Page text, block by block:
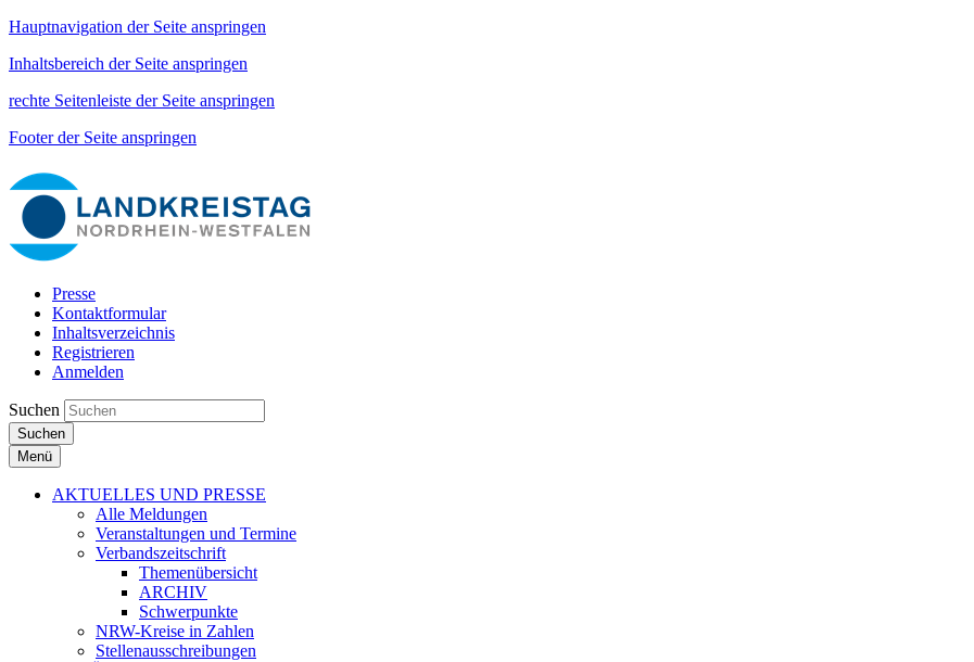
Hauptnavigation der Seite anspringen
Inhaltsbereich der Seite anspringen
rechte Seitenleiste der Seite anspringen
Footer der Seite anspringen
Presse
Kontaktformular
Inhaltsverzeichnis
Registrieren
Anmelden
Suchen
Suchen
Menü
AKTUELLES UND PRESSE
Alle Meldungen
Veranstaltungen und Termine
Verbandszeitschrift
Themenübersicht
ARCHIV
Schwerpunkte
NRW-Kreise in Zahlen
Stellenausschreibungen